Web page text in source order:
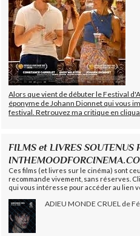
Alors que vient de débuter le Festival
éponyme de Johann Dionnet qui vous
festival. Retrouvez ma critique en
FILMS et LIVRES SOUTENUS
Ces films (et livres sur le cinéma) sont
recommande vivement, sans réserves.
qui vous intéresse pour accéder au lien
ADIEU MONDE CRUEL de